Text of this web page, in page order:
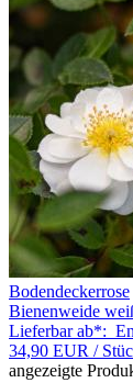
Bodendeckerrose
Bienenweide
Lieferbar ab*:
34,90 EUR /
angezeigte